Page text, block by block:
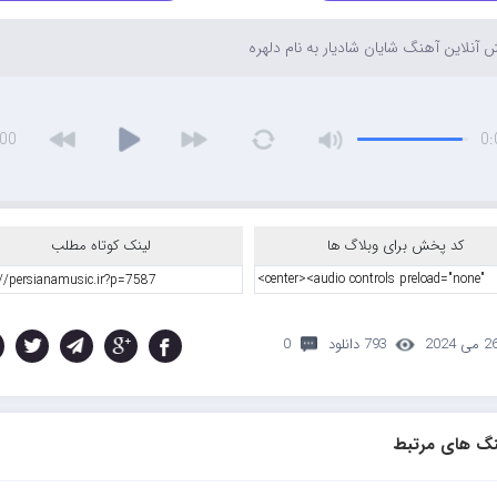
آهنگ شایان شادیار به نام دلهره
کد پخش برای وبلاگ ها لینک کوتاه مطلب
2024 793 دانلود 0
های مرتبط